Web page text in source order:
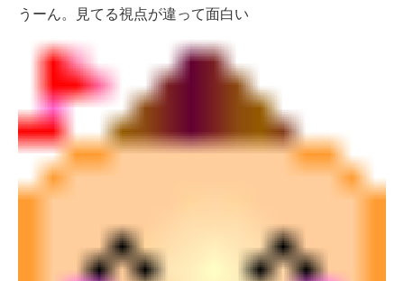
うーん。見てる視点が違って面白い